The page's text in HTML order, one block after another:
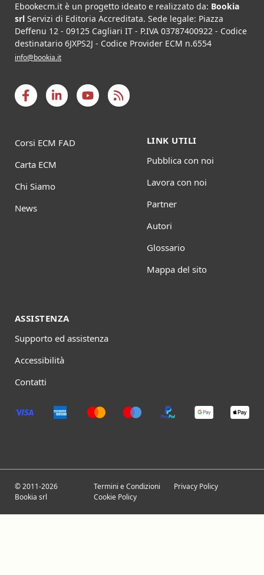
Ebookecm.it è un progetto ideato e realizzato da: Bookia
srl Servizi di Editoria Accreditata. Sede legale: Piazza
Deffenu 12 - 09125 Cagliari IT - P.IVA 03787400922 - Codice
destinatario 6JXPS2J - Codice Provider ECM n.6554
info@bookia.it
Corsi ECM FAD
Carta ECM
Chi Siamo
News
LINK UTILI
Pubblica con noi
Lavora con noi
Partner
Autori
Glossario
Mappa del sito
ASSISTENZA
Supporto ed assistenza
Accessibilità
Contatti
© 2011-2026
Bookia srl
Termini e Condizioni
Privacy Policy
Cookie Policy